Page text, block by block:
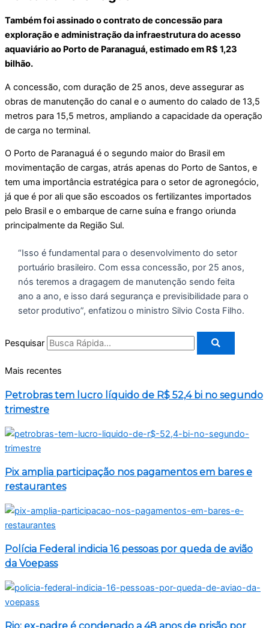
Também foi assinado o contrato de concessão para
exploração e administração da infraestrutura do acesso
aquaviário ao Porto de Paranaguá, estimado em R$ 1,23
bilhão.
A concessão, com duração de 25 anos, deve assegurar as
obras de manutenção do canal e o aumento do calado de 13,5
metros para 15,5 metros, ampliando a capacidade da operação
de carga no terminal.
O Porto de Paranaguá é o segundo maior do Brasil em
movimentação de cargas, atrás apenas do Porto de Santos, e
tem uma importância estratégica para o setor de agronegócio,
já que é por ali que são escoados os fertilizantes importados
pelo Brasil e o embarque de carne suína e frango oriunda
principalmente da Região Sul.
“Isso é fundamental para o desenvolvimento do setor
portuário brasileiro. Com essa concessão, por 25 anos,
nós teremos a dragagem de manutenção sendo feita
ano a ano, e isso dará segurança e previsibilidade para o
setor produtivo”, enfatizou o ministro Silvio Costa Filho.
Pesquisar
Mais recentes
Petrobras tem lucro líquido de R$ 52,4 bi no segundo
trimestre
Pix amplia participação nos pagamentos em bares e
restaurantes
Polícia Federal indicia 16 pessoas por queda de avião
da Voepass